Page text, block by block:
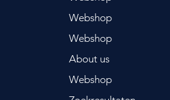
Webshop
Webshop
About us
Webshop